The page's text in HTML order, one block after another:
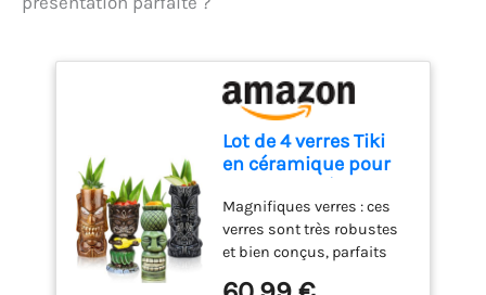
fonctionnalité sont
parfaitement harmonisés
pour porter vos cocktails à
Lot de 4 verres Tiki
en céramique pour
grands verres
exotiques style
tropical hawaïen,
pour bar, qualité
Magnifiques verres : ces
verres sont très robustes
et bien conçus, parfaits